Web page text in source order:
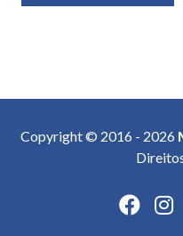
Copyright © 2016 - 2026